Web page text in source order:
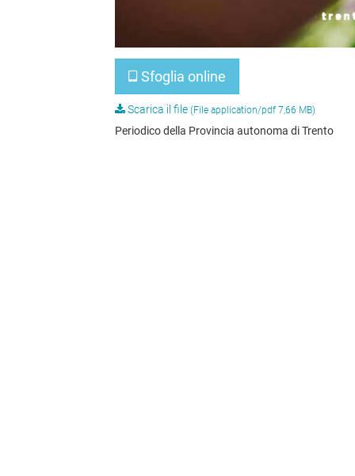
Sfoglia online
Scarica il file (File application/pdf 7,66 MB)
Periodico della Provincia autonoma di Trento